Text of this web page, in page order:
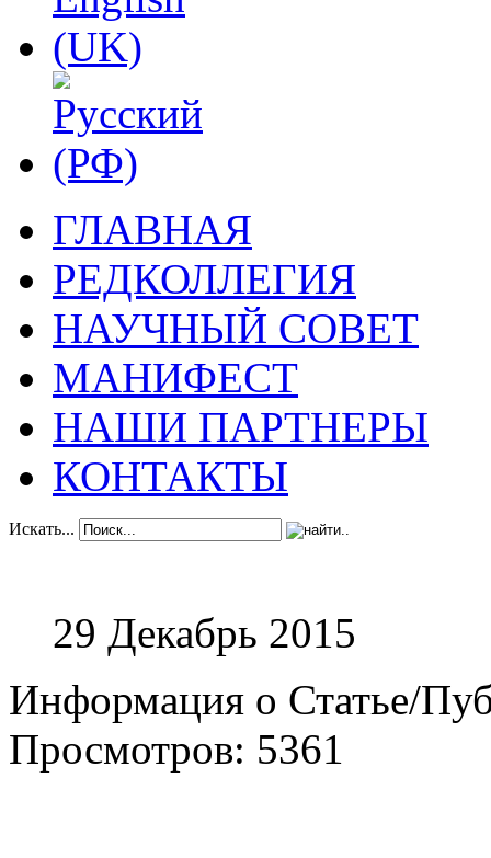
ГЛАВНАЯ
РЕДКОЛЛЕГИЯ
НАУЧНЫЙ СОВЕТ
МАНИФЕСТ
НАШИ ПАРТНЕРЫ
КОНТАКТЫ
Искать...
29 Декабрь 2015
Информация о Статье/
Просмотров: 5361